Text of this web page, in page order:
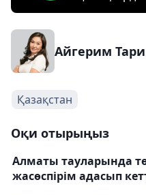
Айгерим
Қазақстан
Оқи отырыңыз
Алматы тауларында
жасөспірім адасып